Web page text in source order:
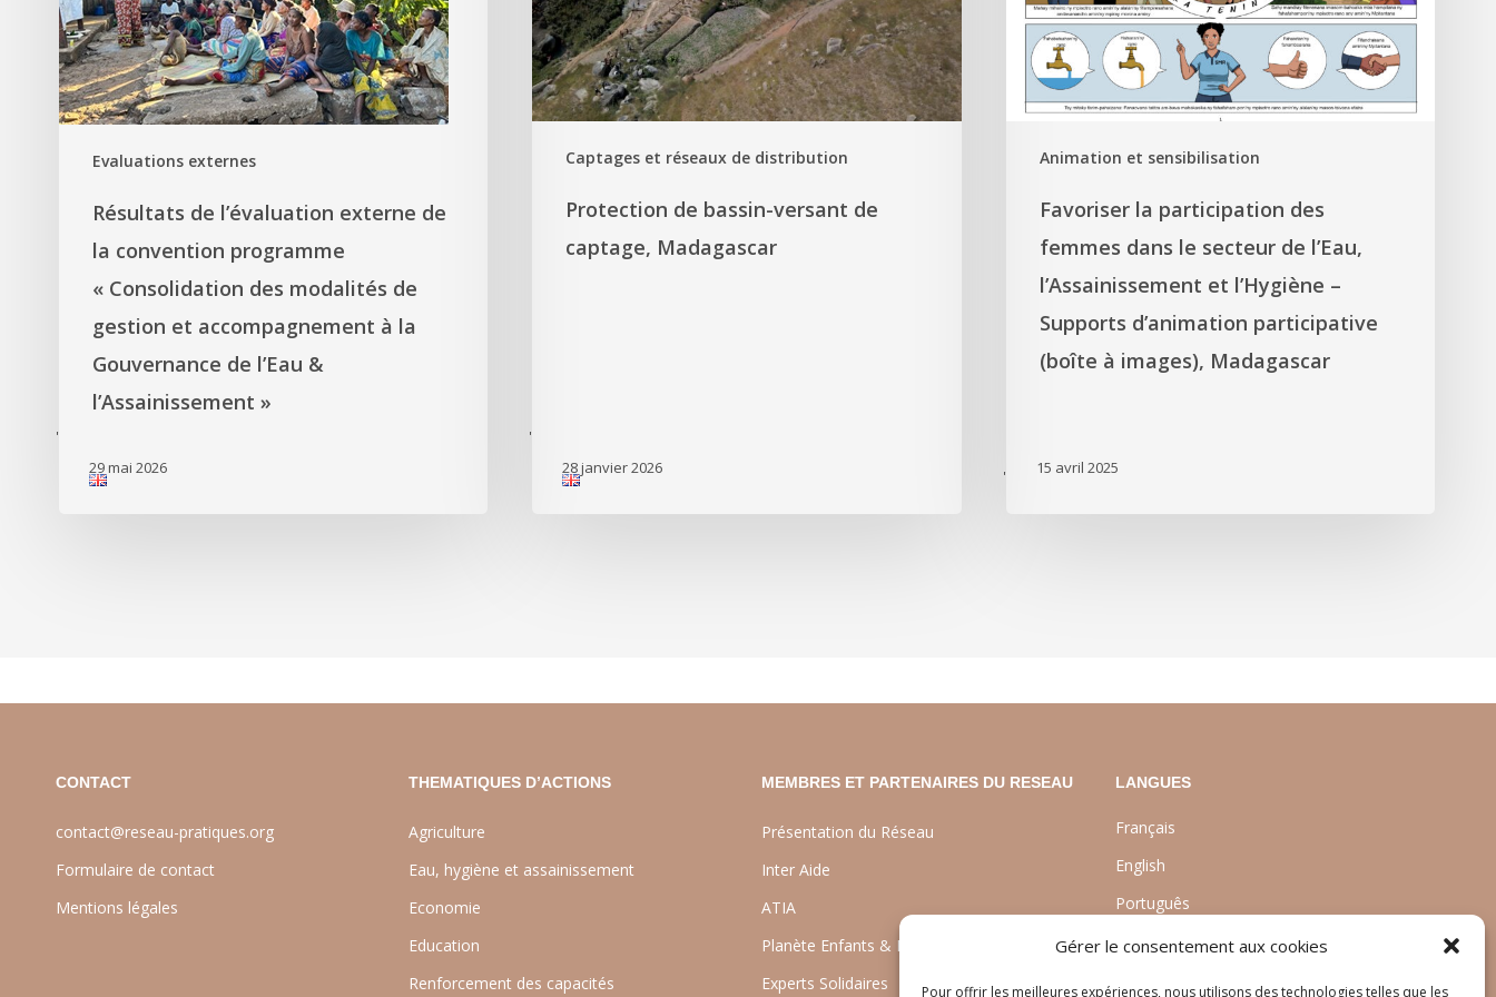
Gérer le consentement aux cookies
Pour offrir les meilleures expériences, nous utilisons des technologies telles que les
'
Evaluations externes
Résultats de l’évaluation externe de
la convention programme
« Consolidation des modalités de
gestion et accompagnement à la
Gouvernance de l’Eau &
l’Assainissement »
29 mai 2026
'
Captages et réseaux de distribution
Protection de bassin-versant de
captage, Madagascar
28 janvier 2026 '
Animation et sensibilisation
Favoriser la participation des
femmes dans le secteur de l’Eau,
l’Assainissement et l’Hygiène –
Supports d’animation participative
(boîte à images), Madagascar
15 avril 2025
CONTACT
contact@reseau-pratiques.org
Formulaire de contact
Mentions légales
THEMATIQUES D’ACTIONS
Agriculture
Eau, hygiène et assainissement
Economie
Education
Renforcement des capacités
MEMBRES ET PARTENAIRES DU RESEAU
Présentation du Réseau
Inter Aide
ATIA
Planète Enfants & Développement
Experts Solidaires
LANGUES
Français
English
Português